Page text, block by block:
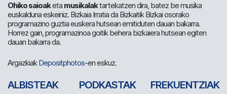
Ohiko saioaketa musikalaktartekatzen dira, batez be musika
euskalduna eskeiniz. Bizkaia Irratia da Bizkaitik Bizkai osorako
programazino guztia euskera hutsean emitiduten dauan bakarra.
Horrez gain, programazinoa goitik behera bizkaiera hutsean egiten
dauan bakarra da.
ArgazkiakDepositphotos-en eskuz.
ALBISTEAK PODKASTAK FREKUENTZIAK